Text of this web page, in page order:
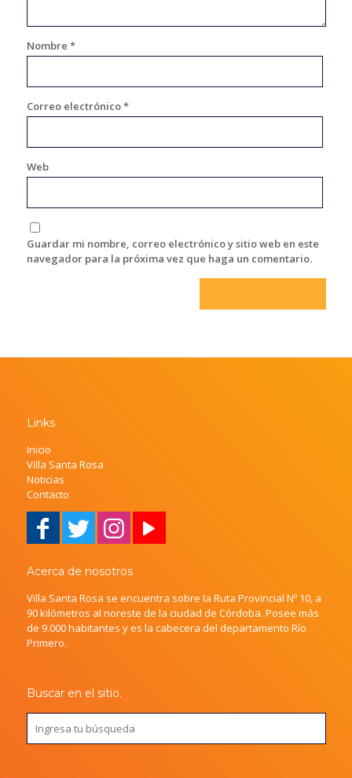
Nombre *
Correo electrónico*
Web
Guardar mi nombre, correo electrónico y sitio web en este
navegador para la próxima vez que haga un comentario.
Links
Inicio
Villa Santa Rosa
Noticias
Contacto
Acerca de nosotros
Villa Santa Rosa se encuentra sobre la Ruta Provincial Nº 10, a
90 kilómetros al noreste de la ciudad de Córdoba. Posee más
de 9.000 habitantes y es la cabecera del departamento Río
Primero.
Buscar en el sitio.